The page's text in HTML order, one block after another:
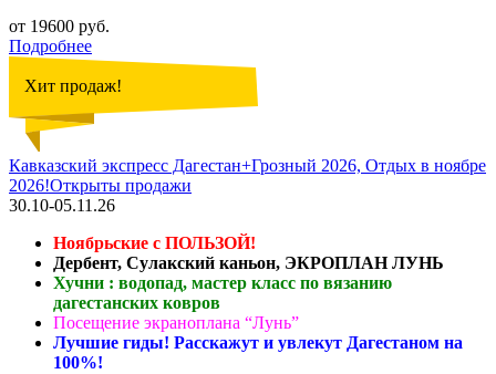
от 19600 руб.
Подробнее
Хит продаж!
Кавказский экспресс Дагестан+Грозный 2026, Отдых в ноябре
2026!Открыты продажи
30.10-05.11.26
Ноябрьские с ПОЛЬЗОЙ!
Дербент, Сулакский каньон, ЭКРОПЛАН ЛУНЬ
Хучни : водопад, мастер класс по вязанию
дагестанских ковров
Посещение экраноплана “Лунь”
Лучшие гиды! Расскажут и увлекут Дагестаном на
100%!